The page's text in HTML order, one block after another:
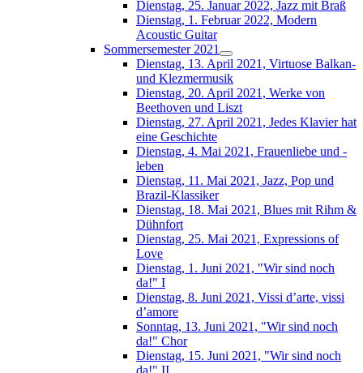
Dienstag, 25. Januar 2022, Jazz mit Braß
Dienstag, 1. Februar 2022, Modern
Acoustic Guitar
Sommersemester 2021
Dienstag, 13. April 2021, Virtuose Balkan-
und Klezmermusik
Dienstag, 20. April 2021, Werke von
Beethoven und Liszt
Dienstag, 27. April 2021, Jedes Klavier hat
eine Geschichte
Dienstag, 4. Mai 2021, Frauenliebe und -
leben
Dienstag, 11. Mai 2021, Jazz, Pop und
Brazil-Klassiker
Dienstag, 18. Mai 2021, Blues mit Rihm &
Dühnfort
Dienstag, 25. Mai 2021, Expressions of
Love
Dienstag, 1. Juni 2021, "Wir sind noch
da!" I
Dienstag, 8. Juni 2021, Vissi d’arte, vissi
d’amore
Sonntag, 13. Juni 2021, "Wir sind noch
da!" Chor
Dienstag, 15. Juni 2021, "Wir sind noch
da!" II